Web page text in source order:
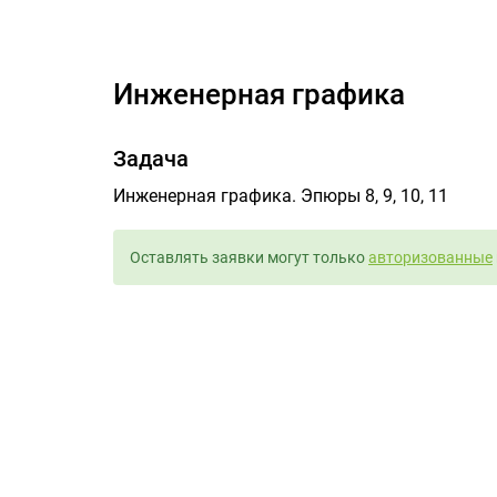
Инженерная графика
Задача
Инженерная графика. Эпюры 8, 9, 10, 11
Оставлять заявки могут толькоавторизованные